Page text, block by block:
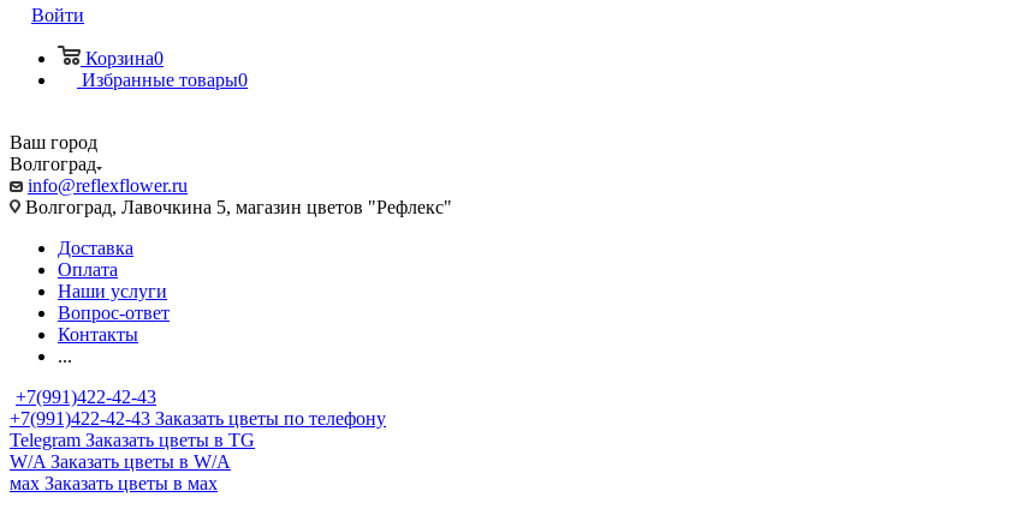
Войти
Корзина0
Избранные товары0
Ваш город
Волгоград
info@reflexflower.ru
Волгоград, Лавочкина 5, магазин цветов "Рефлекс"
Доставка
Оплата
Наши услуги
Вопрос-ответ
Контакты
...
+7(991)422-42-43
+7(991)422-42-43 Заказать цветы по телефону
Telegram Заказать цветы в TG
W/A Заказать цветы в W/A
мах Заказать цветы в мах